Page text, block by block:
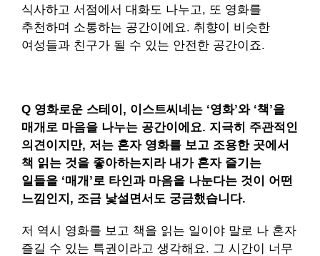
식사하고 서점에서 대화도 나누고, 또 영화를
추천하며 소통하는 공간이에요. 취향이 비슷한
여성들과 친구가 될 수 있는 안전한 공간이죠.
Q 영화로운 스테이, 이스트씨네는 ‘영화’와 ‘책’을
매개로 마음을 나누는 공간이에요. 지극히 주관적인
의견이지만, 저는 혼자 영화를 보고 조용한 곳에서
책 읽는 것을 좋아하는지라 내가 혼자 즐기는
일들을 ‘매개’로 타인과 마음을 나눈다는 것이 어떤
느낌인지, 조금 낯설면서도 궁금했습니다.
저 역시 영화를 보고 책을 읽는 일이야 말로 나 혼자
즐길 수 있는 특권이라고 생각해요. 그 시간이 너무